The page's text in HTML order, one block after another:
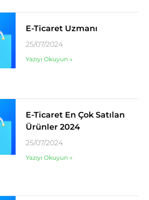
E-Ticaret Uzmanı
25/07/2024
Yazıyı Okuyun »
E-Ticaret En Çok Satılan
Ürünler 2024
25/07/2024
Yazıyı Okuyun »